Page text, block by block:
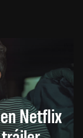
Netflix